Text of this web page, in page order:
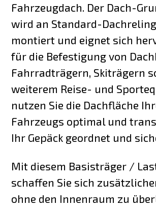
Fahrzeugdach. Der Dach-
wird an Standard-
montiert und eignet sich
für die Befestigung von
Fahrradträgern, Skiträgern
weiterem Reise- und
nutzen Sie die Dachfläche
Fahrzeugs optimal und
Ihr Gepäck geordnet und
Mit diesem Basisträger /
schaffen Sie sich
ohne den Innenraum zu